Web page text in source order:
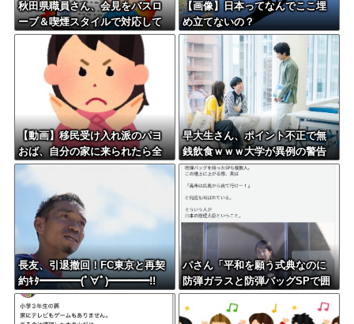
秋田県職員さん、会見をバスロ
ーブ＆喫煙スタイルで対応して
しまい大炎上ｗ
【画像】日本ってなんでここ埋
め立てないの？
【動画】移民受け入れ派のパヨ
おば、自分の家に来られたら全
力で拒否るｗｗｗｗｗｗｗｗｗ
ｗｗｗ
早大生さん、ポイント不正で無
銭飲食ｗｗｗ大学が異例の警告
へ
長友、引退撤回！FC東京と再契
約ｷﾀ━━━━(ﾟ∀ﾟ)━━━━!!
パさん「平和を願う式典なのに
防弾ガラスと防弾バッグSPで囲
まれた壇上でスピーチする人が
総理大臣」